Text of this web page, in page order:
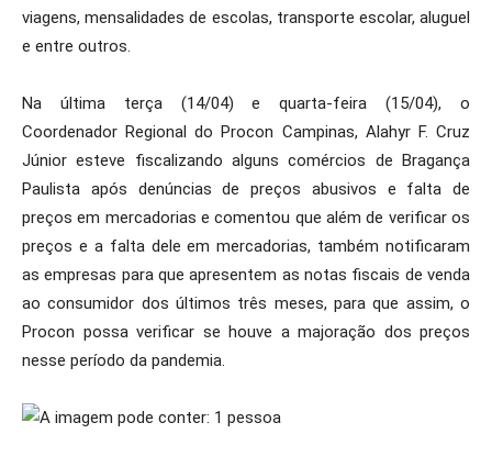
viagens, mensalidades de escolas, transporte escolar, aluguel
e entre outros.
Na última terça (14/04) e quarta-feira (15/04), o
Coordenador Regional do Procon Campinas, Alahyr F. Cruz
Júnior esteve fiscalizando alguns comércios de Bragança
Paulista após denúncias de preços abusivos e falta de
preços em mercadorias e comentou que além de verificar os
preços e a falta dele em mercadorias, também notificaram
as empresas para que apresentem as notas fiscais de venda
ao consumidor dos últimos três meses, para que assim, o
Procon possa verificar se houve a majoração dos preços
nesse período da pandemia.